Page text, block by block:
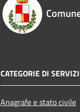
CATEGORIE DI
Anagrafe e stato civile